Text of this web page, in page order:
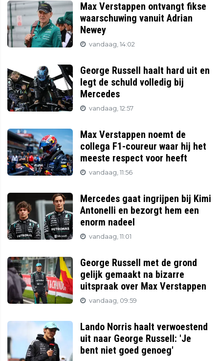
Max Verstappen ontvangt fikse
waarschuwing vanuit Adrian
Newey
vandaag, 14:02
George Russell haalt hard uit en
legt de schuld volledig bij
Mercedes
vandaag, 12:57
Max Verstappen noemt de
collega F1-coureur waar hij het
meeste respect voor heeft
vandaag, 11:56
Mercedes gaat ingrijpen bij Kimi
Antonelli en bezorgt hem een
enorm nadeel
vandaag, 11:01
George Russell met de grond
gelijk gemaakt na bizarre
uitspraak over Max Verstappen
vandaag, 09:59
Lando Norris haalt verwoestend
uit naar George Russell: 'Je
bent niet goed genoeg'